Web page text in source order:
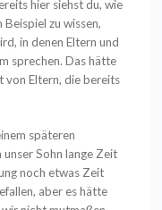
hier siehst du, wie
zu wissen,
in denen Eltern und
sprechen. Das hätte
von Eltern, die bereits
späteren
Sohn lange Zeit
noch etwas Zeit
aber es hätte